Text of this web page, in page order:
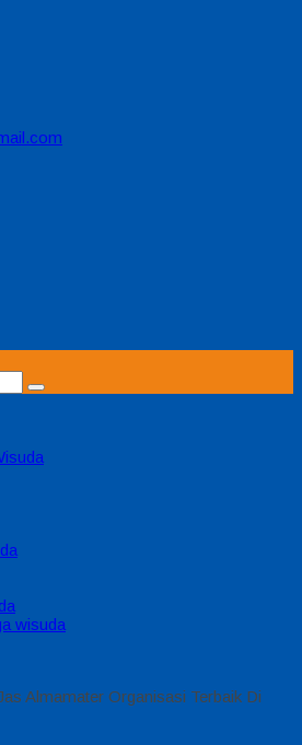
wisuda
Almamater Organisasi Terbaik Di